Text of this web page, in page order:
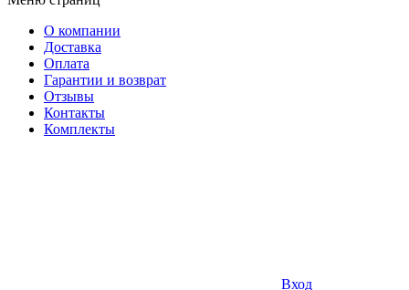
О компании
Доставка
Оплата
Гарантии и возврат
Отзывы
Контакты
Комплекты
Вход